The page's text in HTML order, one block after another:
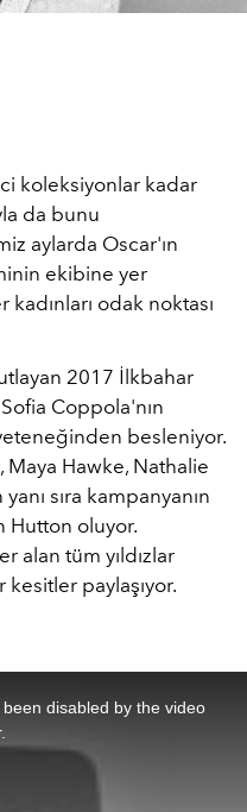
koleksiyonlar kadar
da bunu
aylarda Oscar'ın
ekibine yer
odak noktası
2017 İlkbahar
Coppola'nın
besleniyor.
Maya Hawke, Nathalie
sıra kampanyanın
Hutton oluyor.
alan tüm yıldızlar
paylaşıyor.
disabled by the video